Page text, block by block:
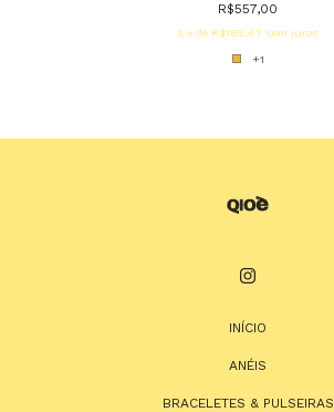
R$557,00
3 x de R$185,67 sem juros
+1
INÍCIO
ANÉIS
BRACELETES & PULSEIRAS